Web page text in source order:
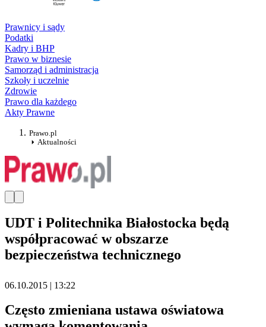
Prawnicy i sądy
Podatki
Kadry i BHP
Prawo w biznesie
Samorząd i administracja
Szkoły i uczelnie
Zdrowie
Prawo dla każdego
Akty Prawne
Prawo.pl
Aktualności
UDT i Politechnika Białostocka będą
współpracować w obszarze
bezpieczeństwa technicznego
06.10.2015 | 13:22
Często zmieniana ustawa oświatowa